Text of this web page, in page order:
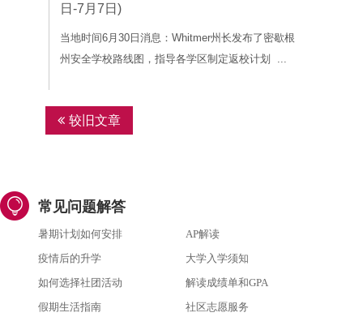
日-7月7日)
当地时间6月30日消息：Whitmer州长发布了密歇根
州安全学校路线图，指导各学区制定返校计划 ...
文
章 较旧文章
常见问题解答
暑期计划如何安排
AP解读
疫情后的升学
大学入学须知
如何选择社团活动
解读成绩单和GPA
假期生活指南
社区志愿服务